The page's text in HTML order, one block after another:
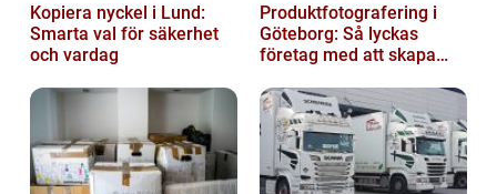
Kopiera nyckel i Lund:
Smarta val för säkerhet
och vardag
Produktfotografering i
Göteborg: Så lyckas
företag med att skapa